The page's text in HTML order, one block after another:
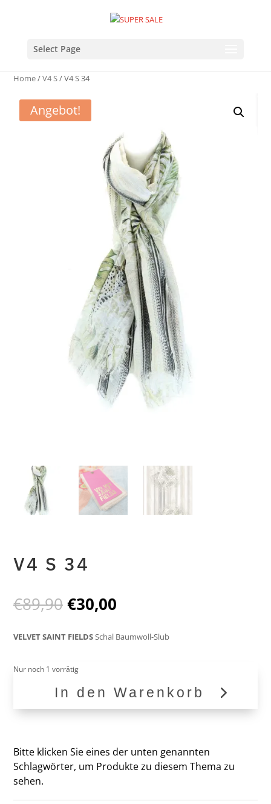
Select Page
Home/V4 S/ V4 S 34
Angebot!
V4 S 34
€89,90Ursprünglicher
Preis
war:
€89,90
€30,00
ist:
€30,00.
VELVET SAINT FIELDSSchal Baumwoll-Slub
Nur noch 1 vorrätig
In den Warenkorb
Bitte klicken Sie eines der unten genannten
Schlagwörter, um Produkte zu diesem Thema zu
sehen.